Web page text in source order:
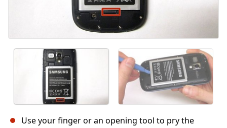
Use your finger or an opening tool to pry the